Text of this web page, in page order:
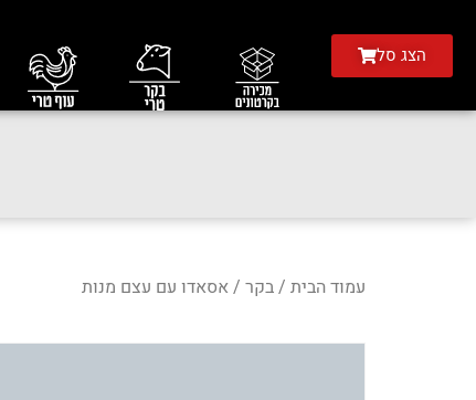
הצג סל
עמוד הבית /בקר / אסאדו עם עצם מנות